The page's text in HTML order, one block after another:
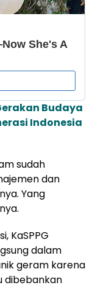
Budaya
Indonesia
sudah
dan
Yang
KaSPPG
dalam
geram karena
dibebankan